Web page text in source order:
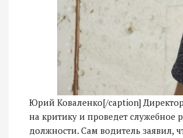
Юрий Коваленко[/caption]
на критику и проведет служебное
должности. Сам водитель заявил,